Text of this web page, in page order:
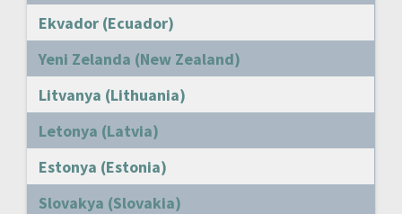
Ekvador (Ecuador)
Yeni Zelanda (New Zealand)
Litvanya (Lithuania)
Letonya (Latvia)
Estonya (Estonia)
Slovakya (Slovakia)